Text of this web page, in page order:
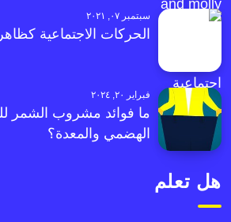
سبتمبر ٠٧, ٢٠٢١
الحركات الاجتماعية
فبراير ٢٠, ٢٠٢٤
ما فوائد مشروب الشمر
الهضمي والمعدة؟
هل تعلم